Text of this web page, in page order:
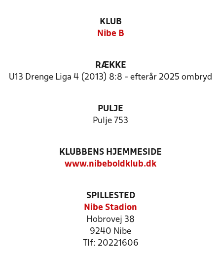
KLUB
Nibe B
RÆKKE
U13 Drenge Liga 4 (2013) 8:8 - efterår 2025 ombryd
PULJE
Pulje 753
KLUBBENS HJEMMESIDE
www.nibeboldklub.dk
SPILLESTED
Nibe Stadion
Hobrovej 38
9240 Nibe
Tlf: 20221606